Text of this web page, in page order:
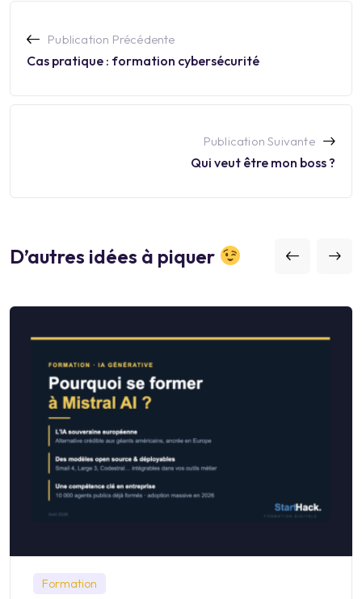
Publication Précédente
Cas pratique : formation cybersécurité
Publication Suivante
Qui veut être mon boss ?
D’autres idées à piquer
Formation